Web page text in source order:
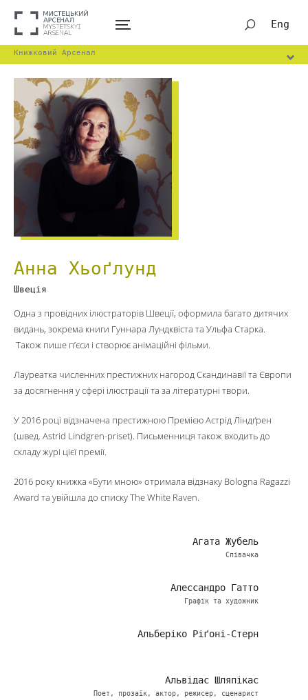
Eng
Книжковий Арсенал
Анна Хьоґлунд
Швеція
Одна з провідних ілюстраторів Швеції, оформила багато дитячих
видань, зокрема книги Гуннара Лундквіста та Ульфа Старка.
Також пише п’єси і створює анімаційні фільми.
Лауреатка численних престижних нагород Скандинавії та Європи
за досягнення у сфері ілюстрації та за літературні твори.
У 2016 році відзначена престижною Премією Астрід Ліндґрен
(швед. Astrid Lindgren-priset). Письменниця також входить до
складу журі цієї премії.
2016 року книжка «Бути мною» отримала відзнаку Bologna Ragazzi
Award та увійшла до списку The White Raven.
Агата Жубель
Співачка
Алессандро Гатто
Графік та художник
Альберіко Ріґоні-Стерн
Альвідас Шляпікас
Поет, прозаїк, актор, режисер, сценарист